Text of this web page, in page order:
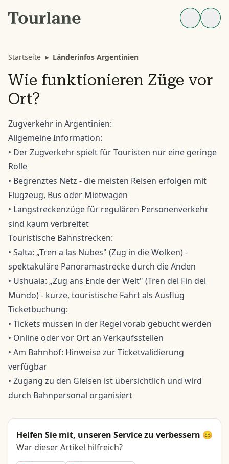
Startseite ▸ Länderinfos Argentinien
Wie funktionieren Züge vor
Ort?
Zugverkehr in Argentinien:
Allgemeine Information:
• Der Zugverkehr spielt für Touristen nur eine geringe
Rolle
• Begrenztes Netz - die meisten Reisen erfolgen mit
Flugzeug, Bus oder Mietwagen
• Langstreckenzüge für regulären Personenverkehr
sind kaum verbreitet
Touristische Bahnstrecken:
• Salta: „Tren a las Nubes" (Zug in die Wolken) -
spektakuläre Panoramastrecke durch die Anden
• Ushuaia: „Zug ans Ende der Welt" (Tren del Fin del
Mundo) - kurze, touristische Fahrt als Ausflug
Ticketbuchung:
• Tickets müssen in der Regel vorab gebucht werden
• Online oder vor Ort an Verkaufsstellen
• Am Bahnhof: Hinweise zur Ticketvalidierung
verfügbar
• Zugang zu den Gleisen ist übersichtlich und wird
durch Bahnpersonal organisiert
Helfen Sie mit, unseren Service zu verbessern 😊
War dieser Artikel hilfreich?